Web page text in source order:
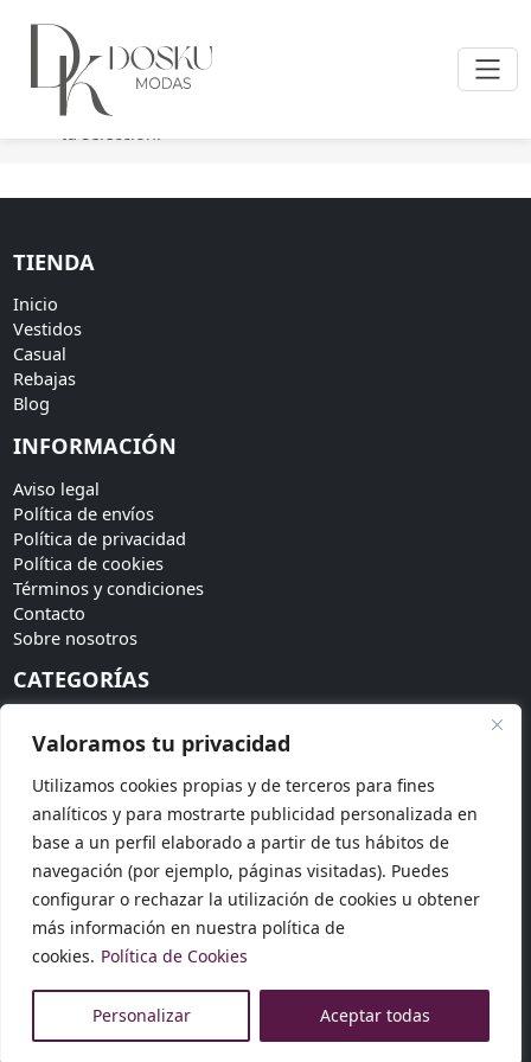
Valoramos tu privacidad
Utilizamos cookies propias y de terceros para fines
analíticos y para mostrarte publicidad personalizada en
base a un perfil elaborado a partir de tus hábitos de
navegación (por ejemplo, páginas visitadas). Puedes
configurar o rechazar la utilización de cookies u obtener
más información en nuestra política de
cookies. Política de Cookies
Personalizar Aceptar todas
No se han encontrado productos que coincidan con
tu selección.
TIENDA
Inicio
Vestidos
Casual
Rebajas
Blog
INFORMACIÓN
Aviso legal
Política de envíos
Política de privacidad
Política de cookies
Términos y condiciones
Contacto
Sobre nosotros
CATEGORÍAS
Invitadas
Tendencias
SÍGUENOS
Síguenos en redes sociales para más novedades: